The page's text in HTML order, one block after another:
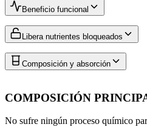
Beneficio funcional
Libera nutrientes bloqueados
Composición y absorción
COMPOSICIÓN
No sufre ningún proceso químico